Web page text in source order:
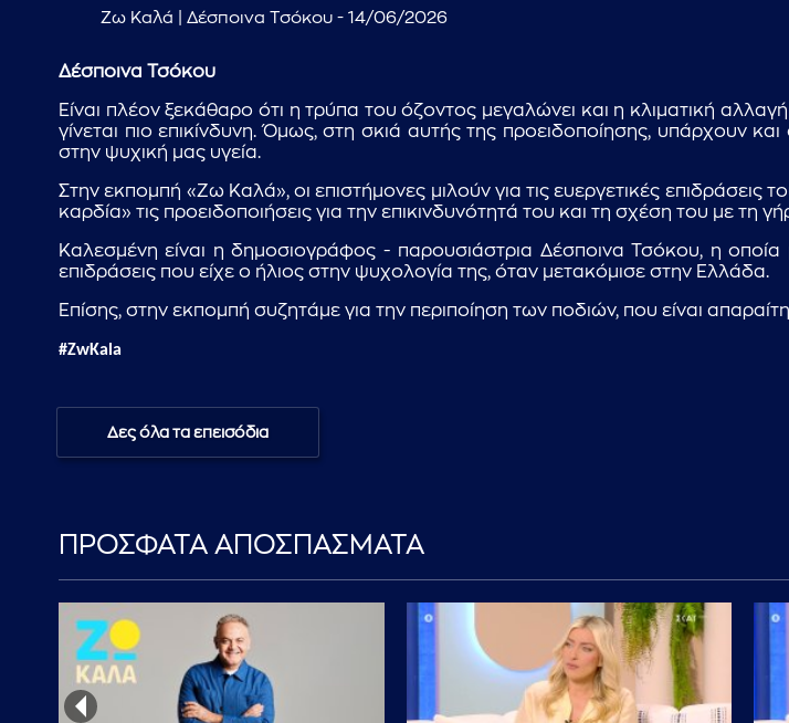
Ζω Καλά | Δέσποινα Τσόκου - 14/06/2026
Δέσποινα Τσόκου
Είναι πλέον ξεκάθαρο ότι η τρύπα του όζοντος μεγαλώνει και η κλιματική
γίνεται πιο επικίνδυνη. Όμως, στη σκιά αυτής της προειδοποίησης, υπάρχουν
στην ψυχική μας υγεία.
Στην εκπομπή «Ζω Καλά», οι επιστήμονες μιλούν για τις ευεργετικές επιδράσεις
καρδία» τις προειδοποιήσεις για την επικινδυνότητά του και τη σχέση του με τη
Καλεσμένη είναι η δημοσιογράφος - παρουσιάστρια Δέσποινα Τσόκου, η
επιδράσεις που είχε ο ήλιος στην ψυχολογία της, όταν μετακόμισε στην Ελλάδα.
Επίσης, στην εκπομπή συζητάμε για την περιποίηση των ποδιών, που είναι
#ZwKala
Δες όλα τα επεισόδια
ΠΡΟΣΦΑΤΑ ΑΠΟΣΠΑΣΜΑΤΑ